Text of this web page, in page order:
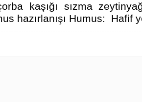
kaşığı sızma
hazırlanışı Humus: Hafif